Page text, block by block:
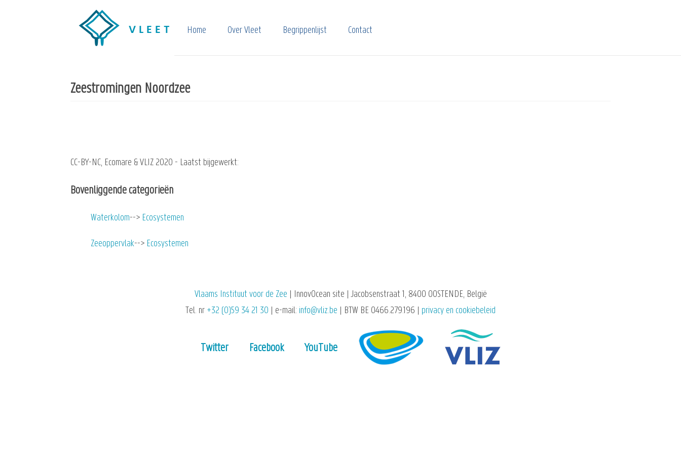
Home Over Vleet Begrippenlijst Contact
Zeestromingen Noordzee
CC-BY-NC, Ecomare & VLIZ 2020 - Laatst bijgewerkt:
Bovenliggende categorieën
Waterkolom Ecosystemen
Zeeoppervlak Ecosystemen
Vlaams Instituut voor de Zee | InnovOcean site | Jacobsenstraat 1, 8400 OOSTENDE, België
Tel. nr +32 (0)59 34 21 30 | e-mail: info@vliz.be | BTW BE 0466.279.196 | privacy en cookiebeleid
Twitter Facebook YouTube